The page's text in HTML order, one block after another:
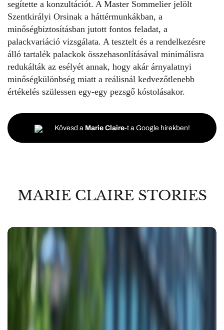
segítette a konzultációt. A Master Sommelier jelölt
Szentkirályi Orsinak a háttérmunkákban, a
minőségbiztosításban jutott fontos feladat, a
palackvariáció vizsgálata. A tesztelt és a rendelkezésre
álló tartalék palackok összehasonlításával minimálisra
redukálták az esélyét annak, hogy akár árnyalatnyi
minőségkülönbség miatt a reálisnál kedvezőtlenebb
értékelés szülessen egy-egy pezsgő kóstolásakor.
Kövesd a Marie Claire-t a Google hírekben!
MARIE CLAIRE STORIES